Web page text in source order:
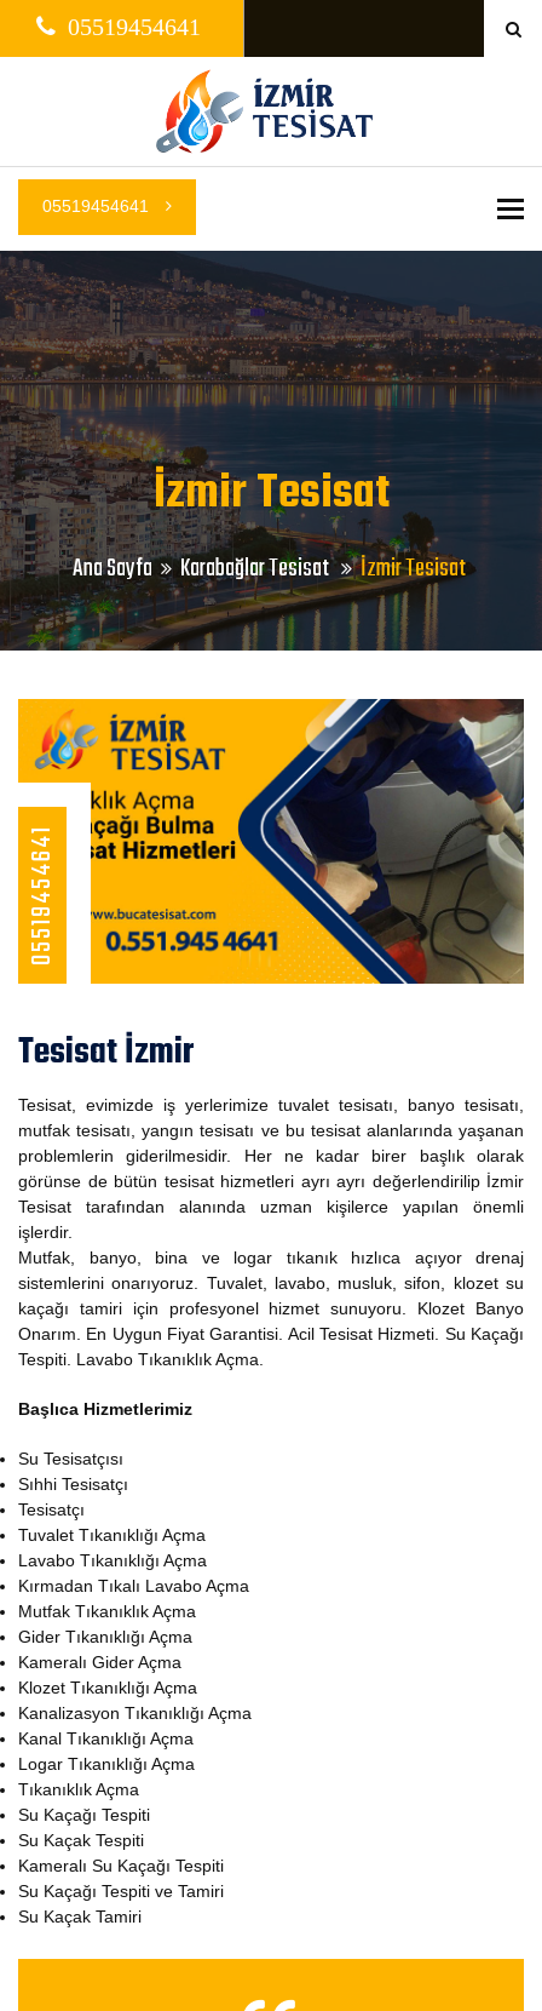
05519454641
05519454641
İzmir Tesisat
Ana Sayfa Karabağlar Tesisat İzmir Tesisat
05519454641
Tesisat İzmir
Tesisat, evimizde iş yerlerimize tuvalet tesisatı, banyo tesisatı,
mutfak tesisatı, yangın tesisatı ve bu tesisat alanlarında yaşanan
problemlerin giderilmesidir. Her ne kadar birer başlık olarak
görünse de bütün tesisat hizmetleri ayrı ayrı değerlendirilip İzmir
Tesisat tarafından alanında uzman kişilerce yapılan önemli
işlerdir.
Mutfak, banyo, bina ve logar tıkanık hızlıca açıyor drenaj
sistemlerini onarıyoruz. Tuvalet, lavabo, musluk, sifon, klozet su
kaçağı tamiri için profesyonel hizmet sunuyoru. Klozet Banyo
Onarım. En Uygun Fiyat Garantisi. Acil Tesisat Hizmeti. Su Kaçağı
Tespiti. Lavabo Tıkanıklık Açma.
Başlıca Hizmetlerimiz
Su Tesisatçısı
Sıhhi Tesisatçı
Tesisatçı
Tuvalet Tıkanıklığı Açma
Lavabo Tıkanıklığı Açma
Kırmadan Tıkalı Lavabo Açma
Mutfak Tıkanıklık Açma
Gider Tıkanıklığı Açma
Kameralı Gider Açma
Klozet Tıkanıklığı Açma
Kanalizasyon Tıkanıklığı Açma
Kanal Tıkanıklığı Açma
Logar Tıkanıklığı Açma
Tıkanıklık Açma
Su Kaçağı Tespiti
Su Kaçak Tespiti
Kameralı Su Kaçağı Tespiti
Su Kaçağı Tespiti ve Tamiri
Su Kaçak Tamiri